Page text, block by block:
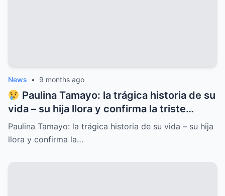
News • 9 months ago
Paulina Tamayo: la trágica historia de su
vida – su hija llora y confirma la triste
noticia
Paulina Tamayo: la trágica historia de su vida – su hija
llora y confirma la…